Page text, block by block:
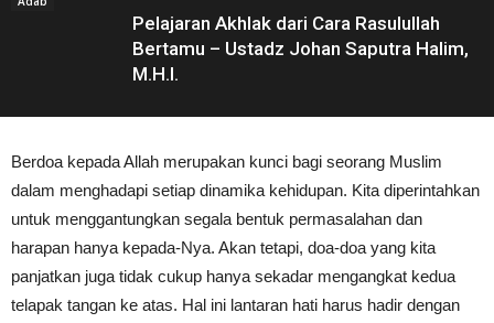
Pelajaran Akhlak dari Cara Rasulullah
Bertamu – Ustadz Johan Saputra Halim,
M.H.I.
Berdoa kepada Allah merupakan kunci bagi seorang Muslim
dalam menghadapi setiap dinamika kehidupan. Kita diperintahkan
untuk menggantungkan segala bentuk permasalahan dan
harapan hanya kepada-Nya. Akan tetapi, doa-doa yang kita
panjatkan juga tidak cukup hanya sekadar mengangkat kedua
telapak tangan ke atas. Hal ini lantaran hati harus hadir dengan